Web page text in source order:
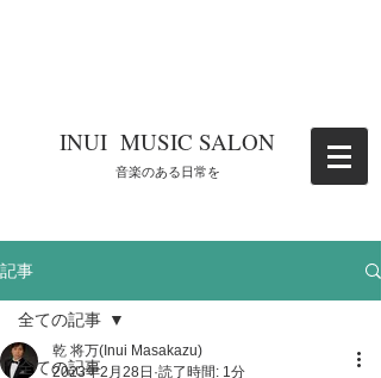
​INUI MUSIC SALON
​音楽のある日常を
記事
全ての記事
全ての記事
乾 将万(Inui Masakazu)
2023年2月28日 読了時間: 1分